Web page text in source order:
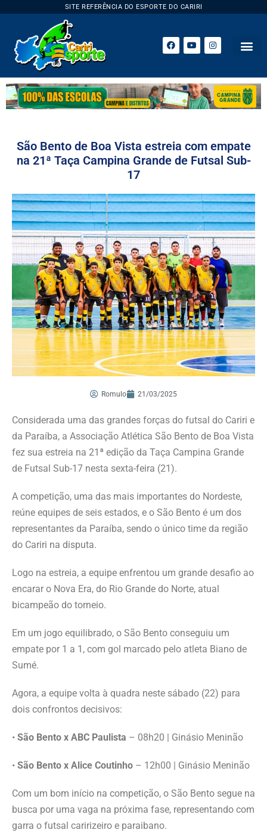
SITE REFERÊNCIA DO ESPORTE DO CARIRI
São Bento de Boa Vista estreia com empate
na 21ª Taça Campina Grande de Futsal Sub-
17
Romulo 21/03/2025
Considerada uma das grandes forças do futsal do Cariri e
da Paraíba, a Associação Atlética São Bento de Boa Vista
fez sua estreia na 21ª edição da Taça Campina Grande
de Futsal Sub-17 nesta sexta-feira (21).
A competição, uma das mais importantes do Nordeste,
reúne equipes de seis estados, e o São Bento é um dos
representantes da Paraíba, sendo o único time da região
do Cariri na disputa.
Logo na estreia, a equipe enfrentou um grande desafio ao
encarar o Nova Era, do Rio Grande do Norte, atual
bicampeão do torneio.
Em um jogo equilibrado, o São Bento conseguiu um
empate por 1 a 1, com gol marcado pelo atleta Biano de
Sumé.
Agora, a equipe volta à quadra neste sábado (22) para
dois confrontos decisivos:
• São Bento x ABC Paulista – 08h20 | Ginásio Meninão
• São Bento x Alice Coutinho – 12h00 | Ginásio Meninão
Com um bom início na competição, o São Bento segue na
busca por uma vaga na próxima fase, representando com
garra o futsal caririzeiro e paraibano.